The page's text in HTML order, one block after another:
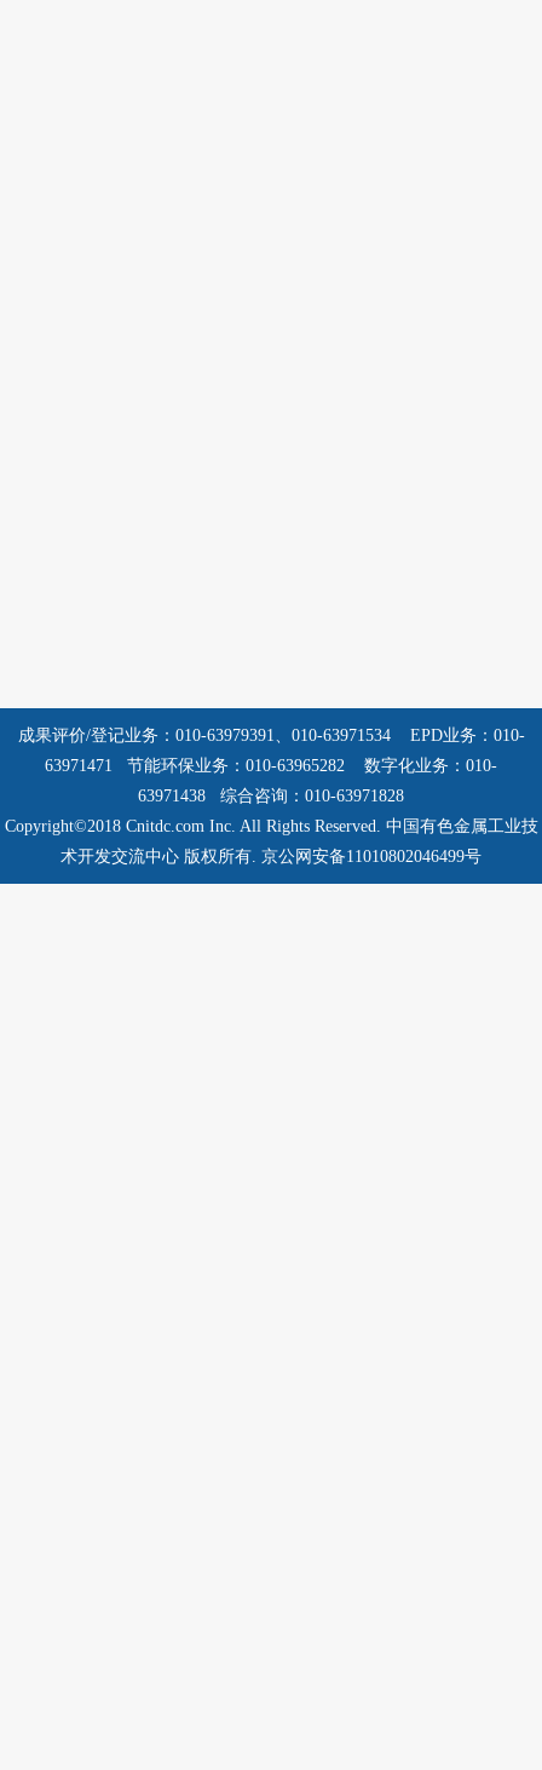
成果评价/登记业务：010-63979391、010-63971534
EPD业务：010-
63971471 节能环保业务：010-63965282
数字化业务：010-
63971438 综合咨询：010-63971828
Copyright©2018 Cnitdc.com Inc. All Rights Reserved. 中国有色金属工业技
术开发交流中心 版权所有. 京公网安备11010802046499号